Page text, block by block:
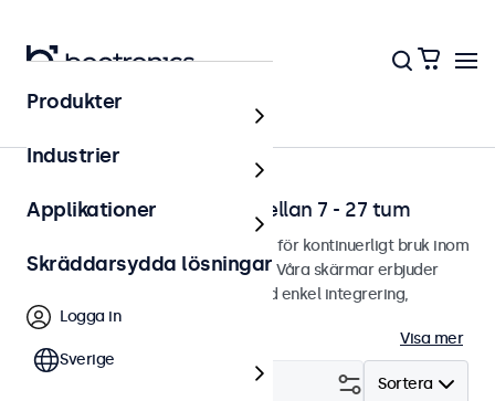
Hem
Professionella skärmar mellan 7 - 27 tum
Professionella skärmar designade för kontinuerligt bruk inom
utmanande användningsområden. Våra skärmar erbjuder
gott om monteringsalternativ med enkel integrering,
anpassat utefter alla miljöer.
Visa mer
Sortera
Produkter
Industrier
Applikationer
Skräddarsydda lösningar
Logga in
Sverige